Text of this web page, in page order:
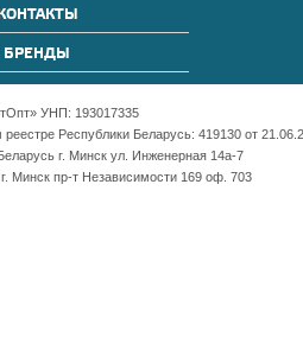
БРЕНДЫ
УНП: 193017335
Республики Беларусь: 419130 от
г. Минск ул. Инженерная 14а-7
Минск пр-т Независимости 169 оф. 703